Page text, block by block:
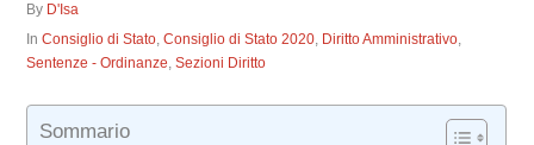
By D'Isa
InConsiglio di Stato,Consiglio di Stato 2020, Diritto Amministrativo,
Sentenze - Ordinanze,Sezioni Diritto
Sommario